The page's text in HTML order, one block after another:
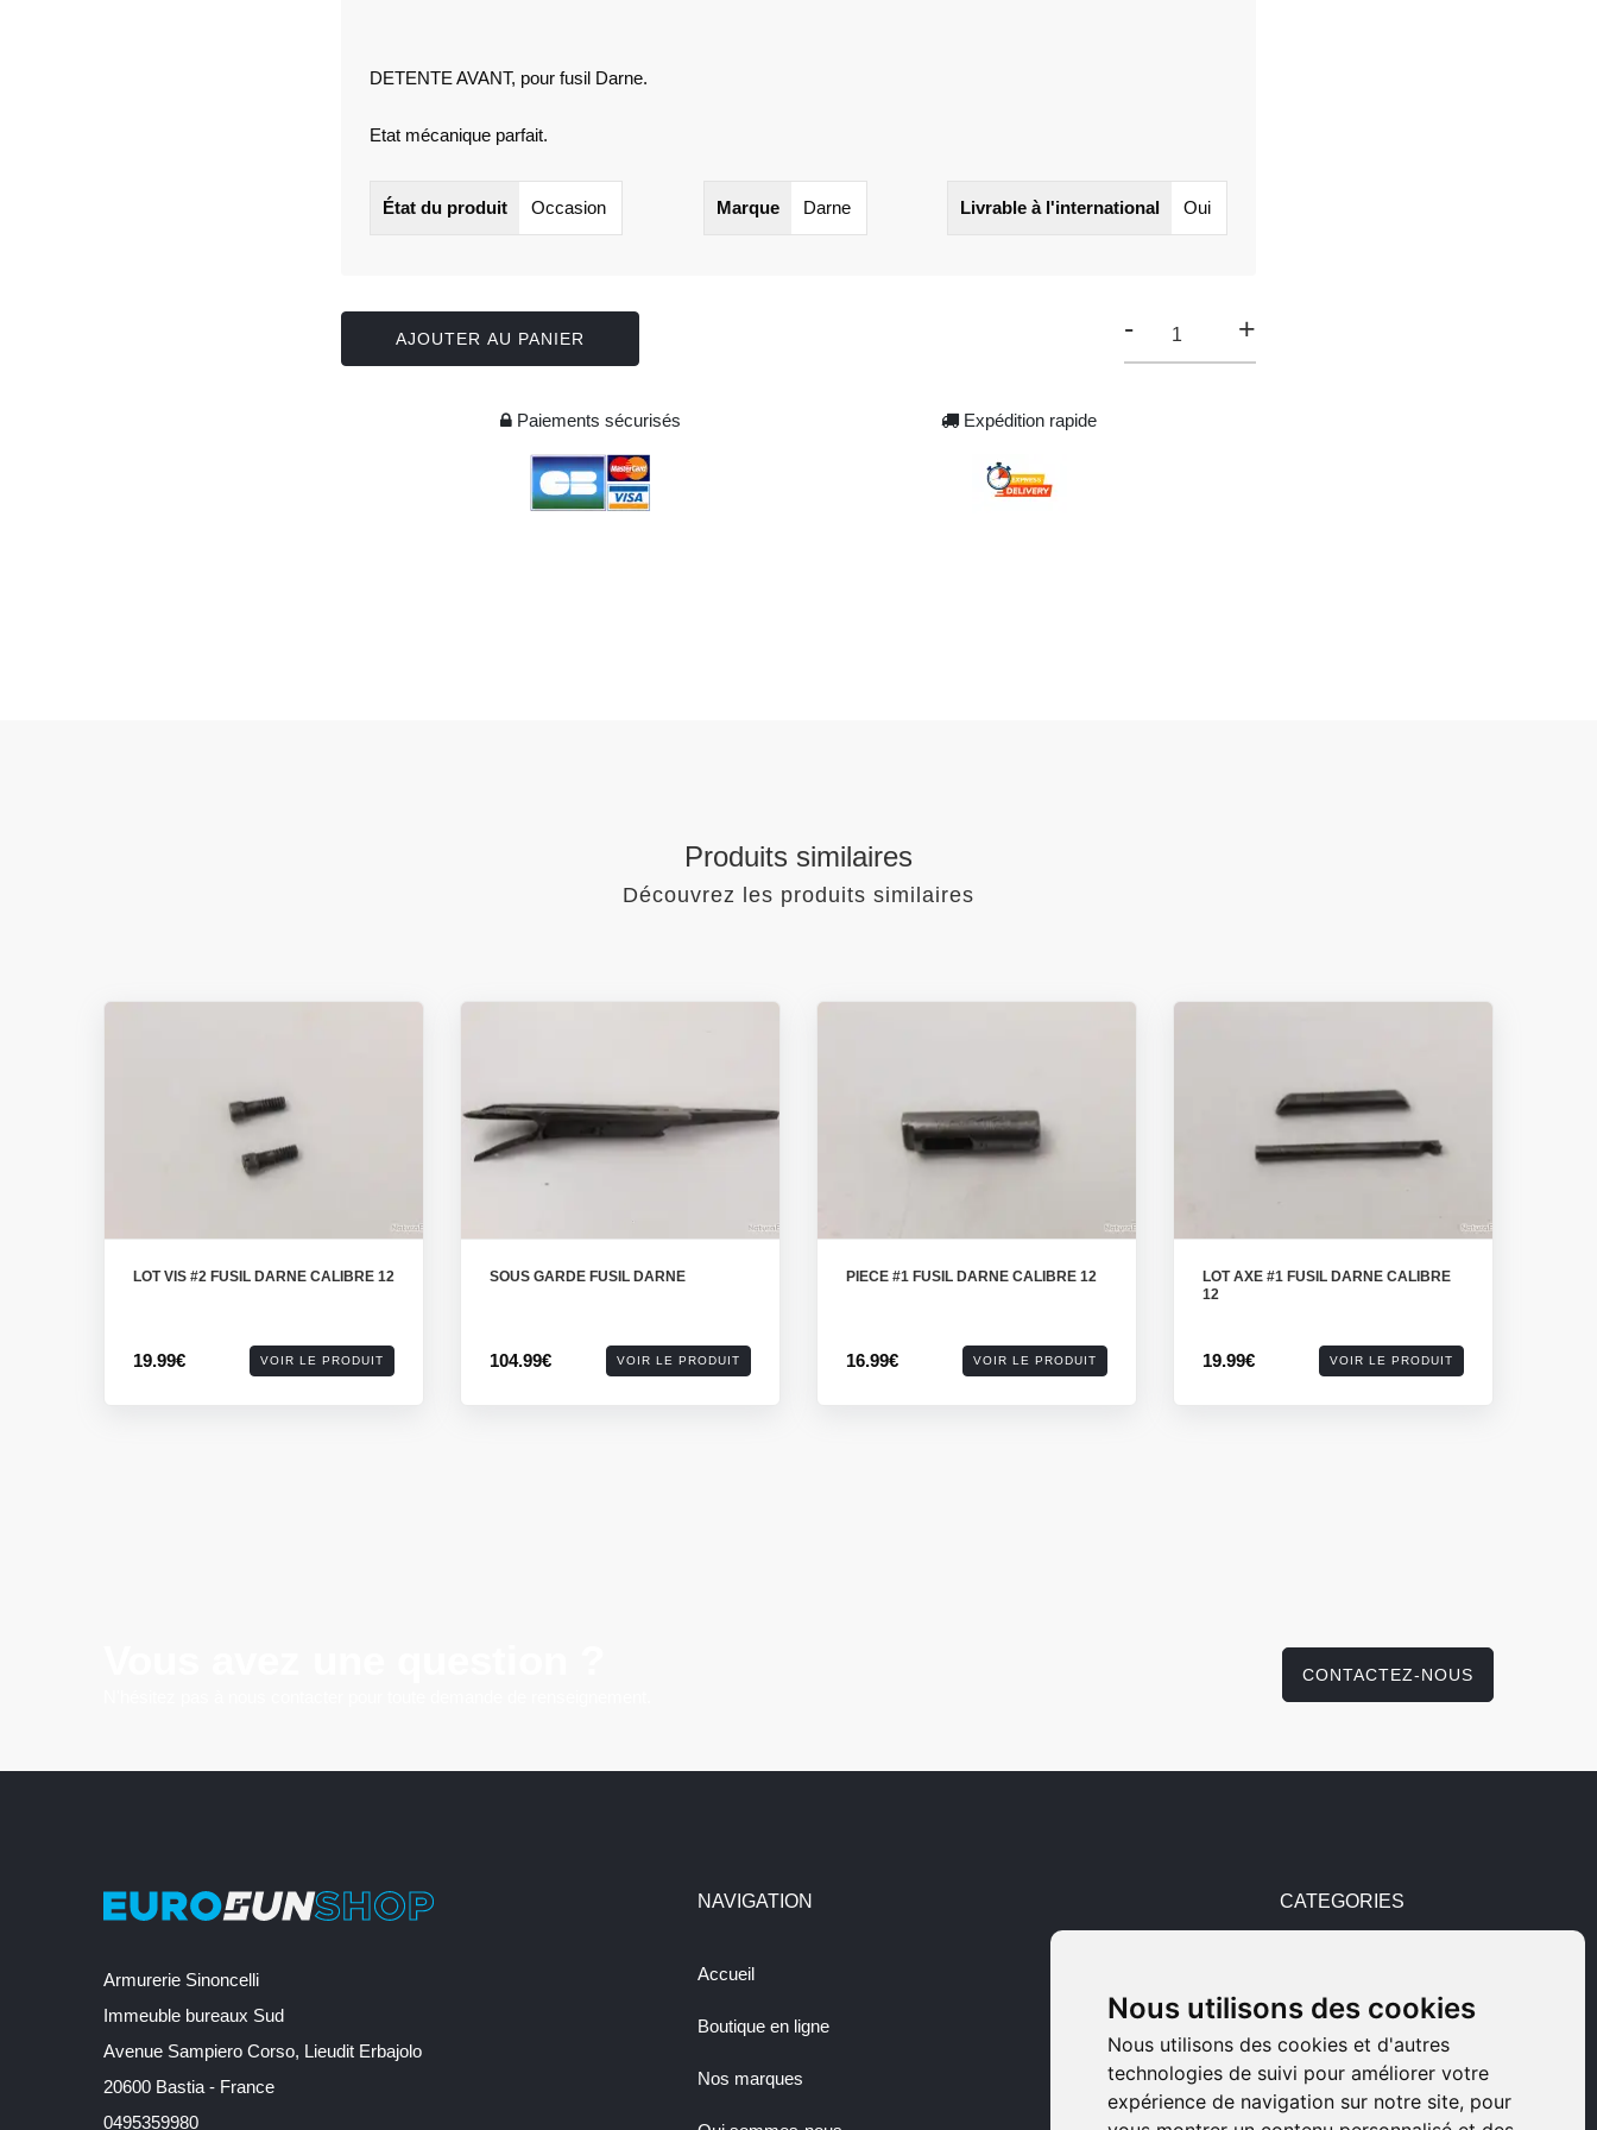
Nous utilisons des cookies
Nous utilisons des cookies et d'autres
technologies de suivi pour améliorer votre
expérience de navigation sur notre site, pour
DETENTE AVANT, pour fusil Darne.
Etat mécanique parfait.
État du produit Occasion Marque Darne Livrable à l'international Oui
AJOUTER AU PANIER - +
Paiements sécurisés Expédition rapide
Produits similaires
Découvrez les produits similaires
LOT VIS #2 FUSIL DARNE CALIBRE 12
19.99€ VOIR LE PRODUIT
SOUS GARDE FUSIL DARNE
104.99€ VOIR LE PRODUIT
PIECE #1 FUSIL DARNE CALIBRE 12
16.99€ VOIR LE PRODUIT
LOT AXE #1 FUSIL DARNE CALIBRE
12
19.99€ VOIR LE PRODUIT
CONTACTEZ-NOUS
Armurerie Sinoncelli
Immeuble bureaux Sud
Avenue Sampiero Corso, Lieudit Erbajolo
20600 Bastia - France
0495359980
NAVIGATION
Accueil
Boutique en ligne
Nos marques
CATEGORIES
Armes d'occasions
Armes neuves